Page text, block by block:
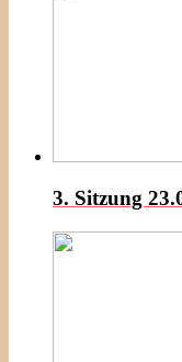
3. Sitzung